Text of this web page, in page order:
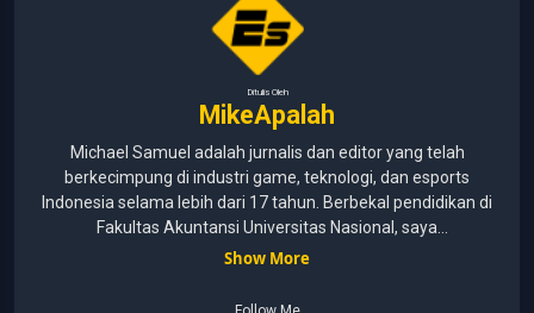
Ditulis Oleh
MikeApalah
Michael Samuel adalah jurnalis dan editor yang telah
berkecimpung di industri game, teknologi, dan esports
Indonesia selama lebih dari 17 tahun. Berbekal pendidikan di
Fakultas Akuntansi Universitas Nasional, saya
menggabungkan kemampuan analisis dengan pengalaman
pernah menangani berbagai peran, mulai dari reporter, editor,
Show More